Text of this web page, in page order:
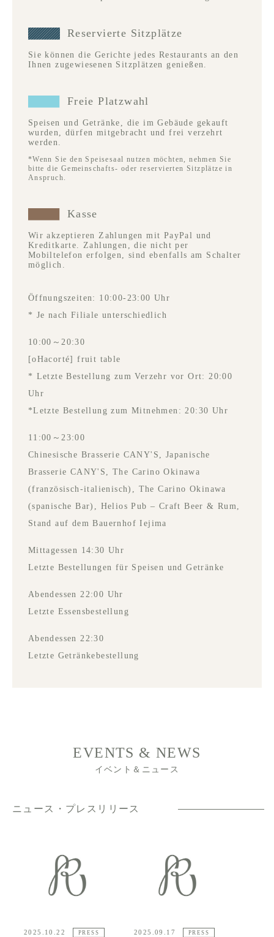
Reservierte Sitzplätze
Sie können die Gerichte jedes Restaurants an den
Ihnen zugewiesenen Sitzplätzen genießen.
Freie Platzwahl
Speisen und Getränke, die im Gebäude gekauft
wurden, dürfen mitgebracht und frei verzehrt
werden.
*Wenn Sie den Speisesaal nutzen möchten, nehmen Sie
bitte die Gemeinschafts- oder reservierten Sitzplätze in
Anspruch.
Kasse
Wir akzeptieren Zahlungen mit PayPal und
Kreditkarte. Zahlungen, die nicht per
Mobiltelefon erfolgen, sind ebenfalls am Schalter
möglich.
Öffnungszeiten: 10:00-23:00 Uhr
* Je nach Filiale unterschiedlich
10:00～20:30
[oHacorté] fruit table
* Letzte Bestellung zum Verzehr vor Ort: 20:00
Uhr
*Letzte Bestellung zum Mitnehmen: 20:30 Uhr
11:00～23:00
Chinesische Brasserie CANY'S, Japanische
Brasserie CANY'S, The Carino Okinawa
(französisch-italienisch), The Carino Okinawa
(spanische Bar), Helios Pub – Craft Beer & Rum,
Stand auf dem Bauernhof Iejima
Mittagessen 14:30 Uhr
Letzte Bestellungen für Speisen und Getränke
Abendessen 22:00 Uhr
Letzte Essensbestellung
Abendessen 22:30
Letzte Getränkebestellung
EVENTS & NEWS
イベント＆ニュース
ニュース・プレスリリース
2025.10.22 PRESS 2025.09.17 PRESS